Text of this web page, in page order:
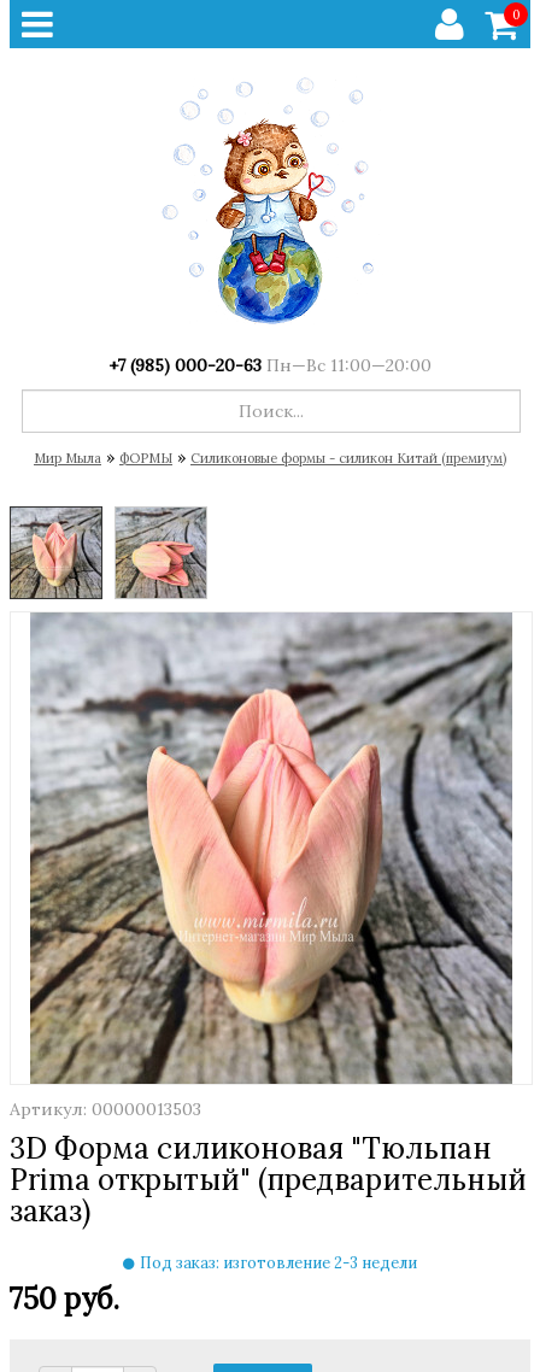
0
+7 (985) 000-20-63 Пн—Вс 11:00—20:00
Мир Мыла » ФОРМЫ » Cиликоновые формы - силикон Китай (премиум)
Артикул: 00000013503
3D Форма силиконовая "Тюльпан
Prima открытый" (предварительный
заказ)
Под заказ: изготовление 2-3 недели
750 руб.